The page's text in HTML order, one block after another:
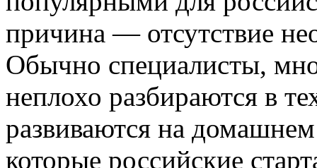
причина — отсутствие
Обычно специалисты,
неплохо разбираются в
развиваются на
которые российские